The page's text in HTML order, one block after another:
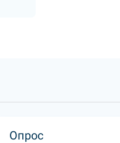
Опрос